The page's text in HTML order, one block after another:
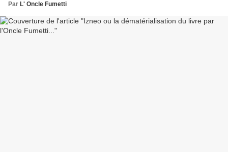
Par L' Oncle Fumetti